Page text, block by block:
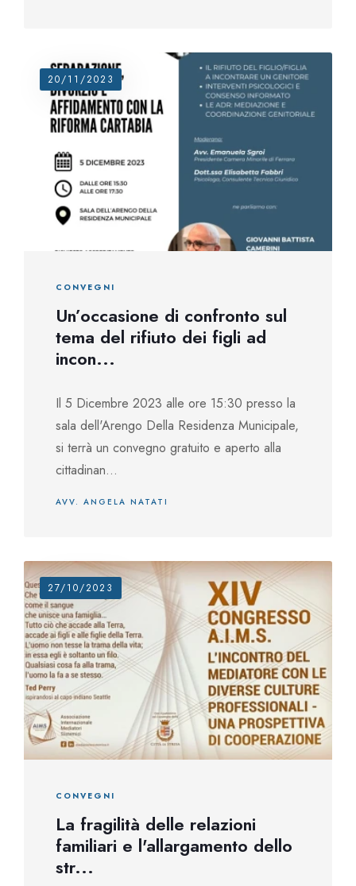
20/11/2023
CONVEGNI
Un’occasione di confronto sul
tema del rifiuto dei figli ad
incon...
Il 5 Dicembre 2023 alle ore 15:30 presso la
sala dell'Arengo Della Residenza Municipale,
si terrà un convegno gratuito e aperto alla
cittadinan...
AVV. ANGELA NATATI
27/10/2023
CONVEGNI
La fragilità delle relazioni
familiari e l'allargamento dello
str...